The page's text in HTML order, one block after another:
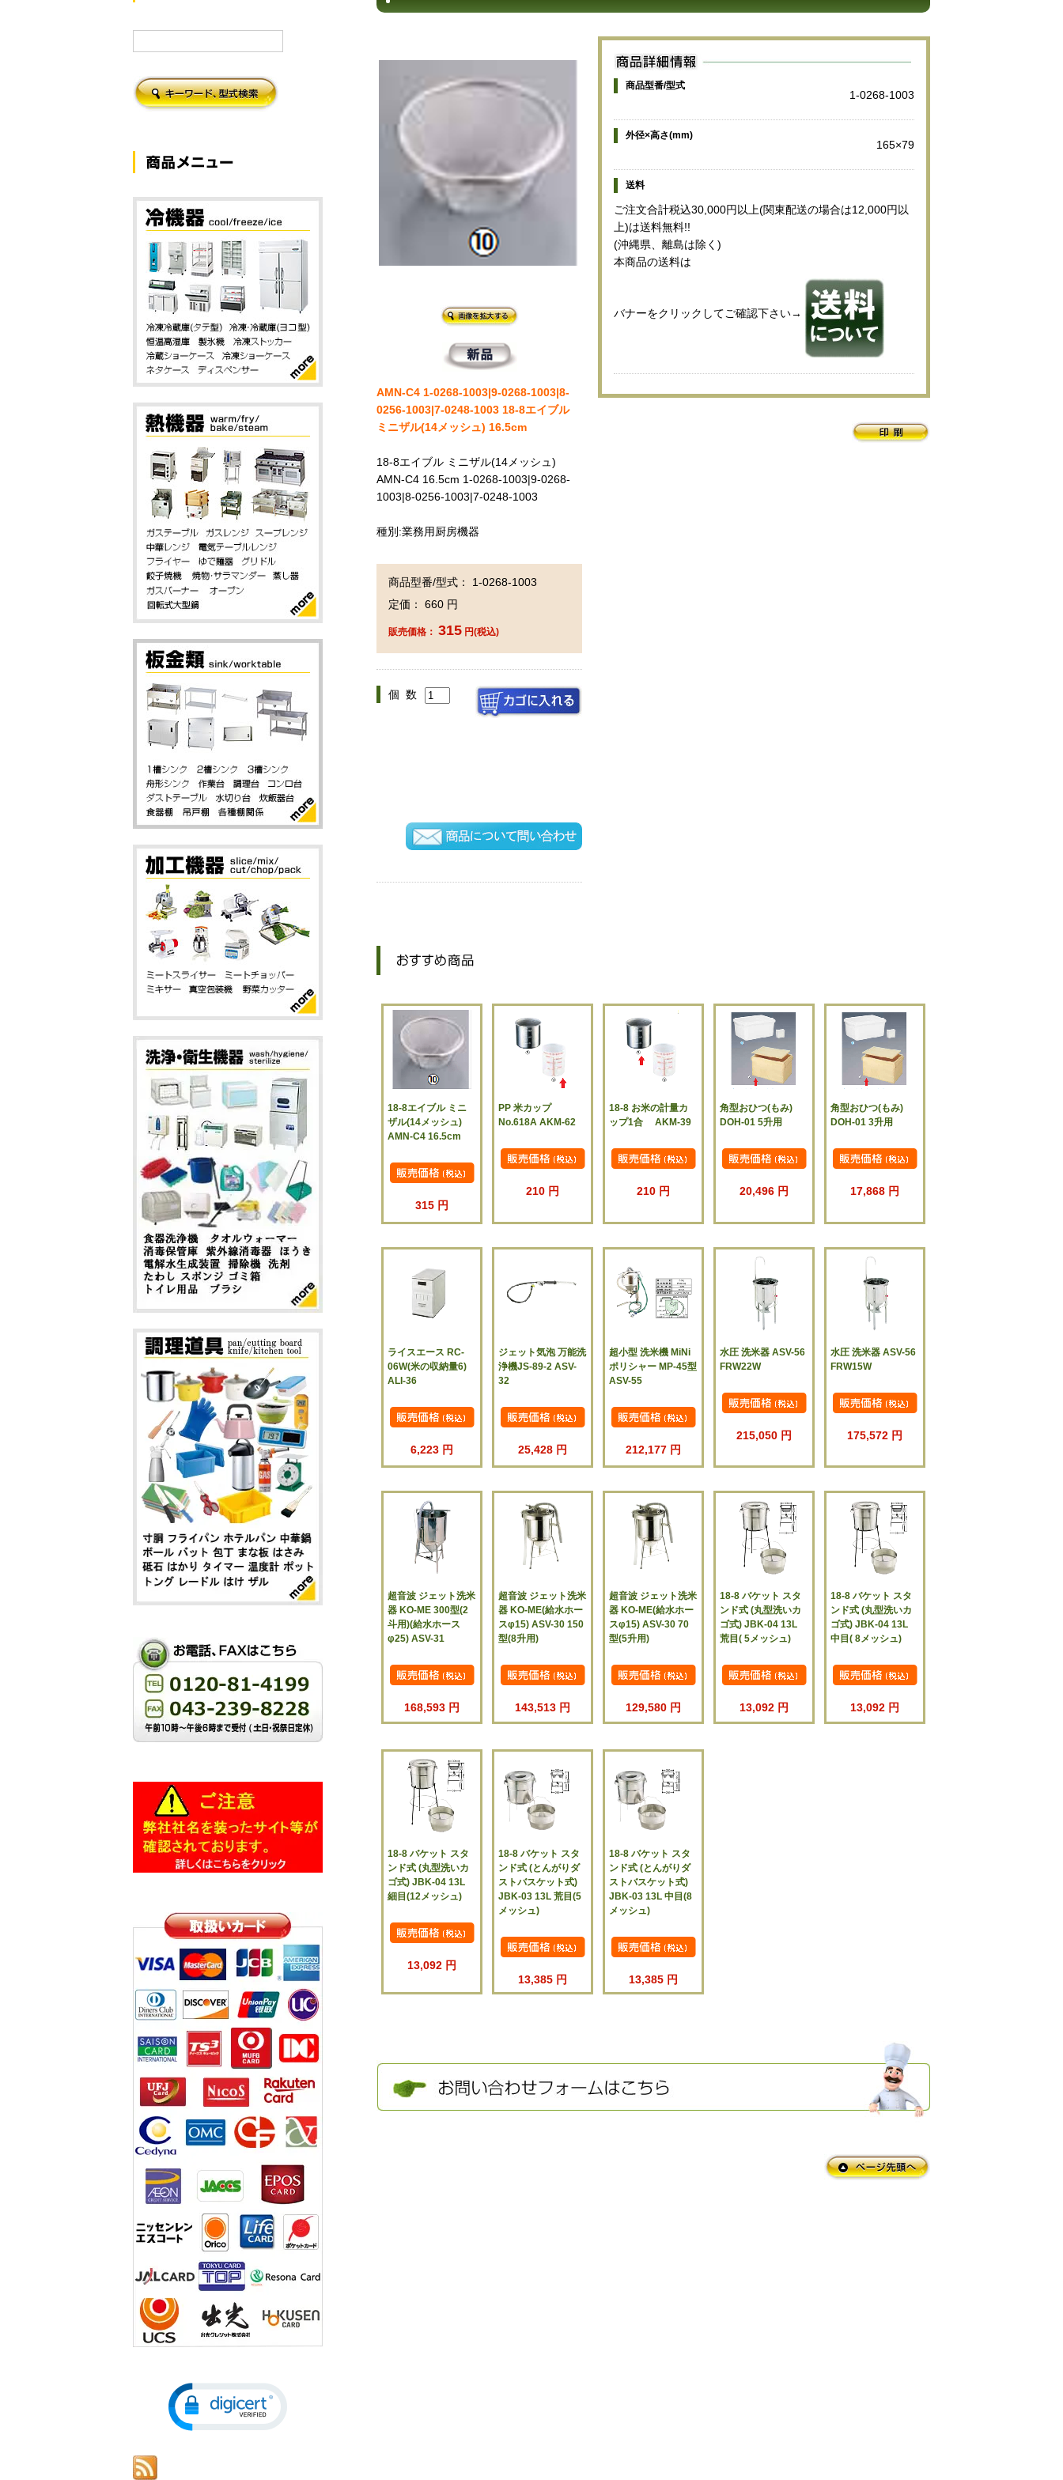
AMN-C4 1-0268-1003|9-0268-1003|8-
0256-1003|7-0248-1003 18-8エイブル
ミニザル(14メッシュ) 16.5cm
18-8エイブル ミニザル(14メッシュ)
AMN-C4 16.5cm 1-0268-1003|9-0268-
1003|8-0256-1003|7-0248-1003
種別:業務用厨房機器
商品型番/型式： 1-0268-1003
定価： 660 円
販売価格： 315 円(税込)
個 数
商品型番/型式
1-0268-1003
外径×高さ(mm)
165×79
送料
ご注文合計税込30,000円以上(関東配送の場合は12,000円以
上)は送料無料!!
(沖縄県、離島は除く)
本商品の送料は
バナーをクリックしてご確認下さい→
18-8エイブル ミニ
ザル(14メッシュ)
AMN-C4 16.5cm
315 円
PP 米カップ
No.618A AKM-62
210 円
18-8 お米の計量カ
ップ1合 AKM-39
210 円
角型おひつ(もみ)
DOH-01 5升用
20,496 円
角型おひつ(もみ)
DOH-01 3升用
17,868 円
ライスエース RC-
06W(米の収納量6)
ALI-36
6,223 円
ジェット気泡 万能洗
浄機JS-89-2 ASV-
32
25,428 円
超小型 洗米機 MiNi
ポリシャー MP-45型
ASV-55
212,177 円
水圧 洗米器 ASV-56
FRW22W
215,050 円
水圧 洗米器 ASV-56
FRW15W
175,572 円
超音波 ジェット洗米
器 KO-ME 300型(2
斗用)(給水ホース
φ25) ASV-31
168,593 円
超音波 ジェット洗米
器 KO-ME(給水ホー
スφ15) ASV-30 150
型(8升用)
143,513 円
超音波 ジェット洗米
器 KO-ME(給水ホー
スφ15) ASV-30 70
型(5升用)
129,580 円
18-8 バケット スタ
ンド式 (丸型洗いカ
ゴ式) JBK-04 13L
荒目( 5メッシュ)
13,092 円
18-8 バケット スタ
ンド式 (丸型洗いカ
ゴ式) JBK-04 13L
中目( 8メッシュ)
13,092 円
18-8 バケット スタ
ンド式 (丸型洗いカ
ゴ式) JBK-04 13L
細目(12メッシュ)
13,092 円
18-8 バケット スタ
ンド式 (とんがりダ
ストバスケット式)
JBK-03 13L 荒目(5
メッシュ)
13,385 円
18-8 バケット スタ
ンド式 (とんがりダ
ストバスケット式)
JBK-03 13L 中目(8
メッシュ)
13,385 円